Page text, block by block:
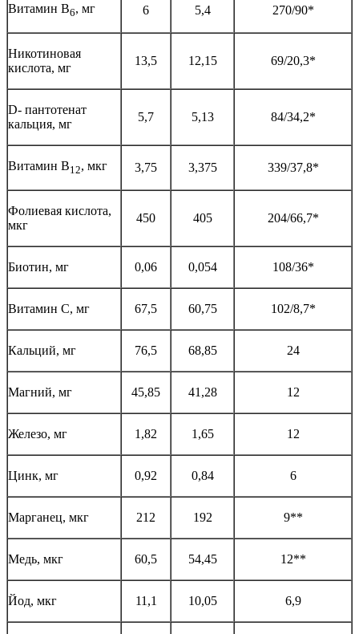
Витамин В6, мг 6 5,4 270/90*
Никотиновая
кислота, мг
13,5 12,15 69/20,3*
D- пантотенат
кальция, мг
5,7 5,13 84/34,2*
Витамин В12, мкг 3,75 3,375 339/37,8*
Фолиевая кислота,
мкг
450 405 204/66,7*
Биотин, мг 0,06 0,054 108/36*
Витамин С, мг 67,5 60,75 102/8,7*
Кальций, мг 76,5 68,85 24
Магний, мг 45,85 41,28 12
Железо, мг 1,82 1,65 12
Цинк, мг 0,92 0,84 6
Марганец, мкг 212 192 9**
Медь, мкг 60,5 54,45 12**
Йод, мкг 11,1 10,05 6,9